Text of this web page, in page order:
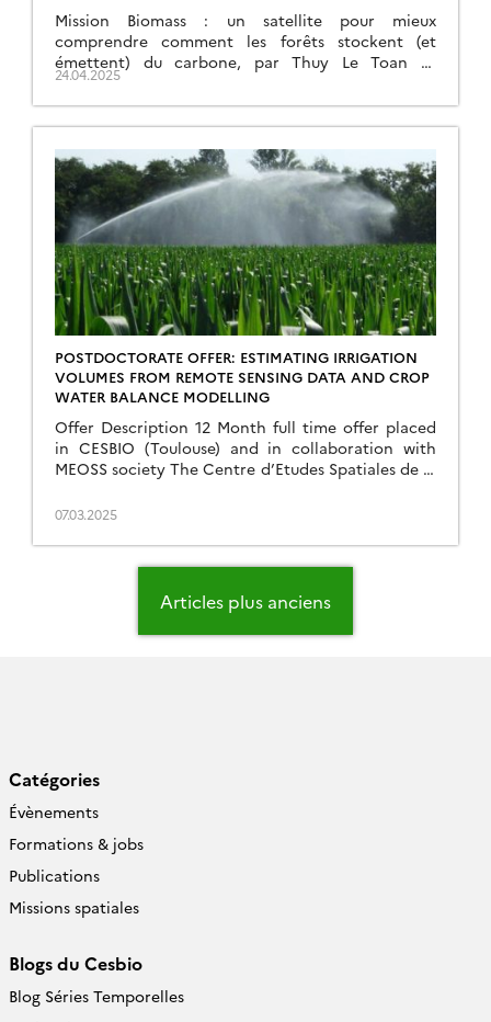
Mission Biomass : un satellite pour mieux
comprendre comment les forêts stockent (et
émettent) du carbone, par Thuy Le Toan et
Alexandre Bouvet (CESBIO)
https://theconversation.com/mission-biomass-un-
satellite-pour-mieux-comprendre-comment-les-
forets-stockent-et-emettent-du-carbone-254316
24.04.2025
POSTDOCTORATE OFFER: ESTIMATING IRRIGATION
VOLUMES FROM REMOTE SENSING DATA AND CROP
WATER BALANCE MODELLING
Offer Description 12 Month full time offer placed
in CESBIO (Toulouse) and in collaboration with
MEOSS society The Centre d’Etudes Spatiales de la
(Mixed Research Unit) with several supervisory
is to improve knowledge of the functioning of the
continental biosphere, […]
07.03.2025
Articles plus anciens
Catégories
Évènements
Formations & jobs
Publications
Missions spatiales
Blogs du Cesbio
Blog Séries Temporelles